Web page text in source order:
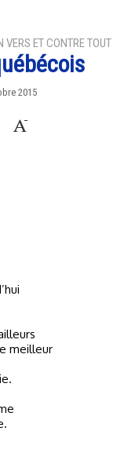
VERS ET CONTRE TOUT
2015
meilleur